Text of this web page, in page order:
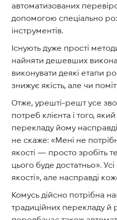
автоматизованих
допомогою спеціально
інструментів.
Існують дуже прості
найняти дешевших
виконувати деякі етапи
знижує якість, але чи
Отже, урешті-решт усе
потреб клієнта і того,
перекладу йому
не скаже: «Мені не
якості — просто зробіть
цього буде достатньо».
якості», але насправді
Комусь дійсно потрібна
традиційних перекладу й